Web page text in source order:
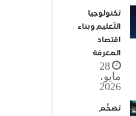
تكنولوجيا
التّعليم وبناء
اقتصاد
المعرفة
28
مايو،
2026
تضخّم